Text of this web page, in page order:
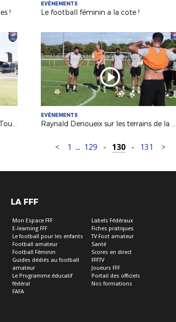
!
EVÉNEMENTS
Le football féminin a la cote !
Le FC Noirmoutier et la Ligue sur le Tour de France 2018
EVÉNEMENTS
Raynald Denoueix sur les terrains de la Ligue !
< 1 ... 129 - 130 - 131 >
LA FFF
Mon Espace FFF
E-learning FFF
Le football pour les enfants
Football amateur
Football Féminin
Guides dédiés au football
amateur
Le Programme éducatif
fédéral
FAFA
Labels Fédéraux
Fiches pratiques
TV Foot amateur
Santé
Scores en direct
FFFTV
Joueurs FFF
Portail des officiels
Nos formations